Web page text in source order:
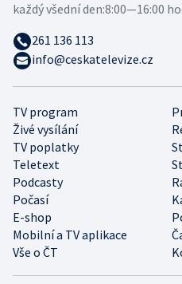
TV program
Živé vysílání
TV poplatky
Teletext
Podcasty
Počasí
E-shop
Mobilní a TV aplikace
Vše o ČT
každý všední den:8:00—16:00
261 136 113
info@ceskatelevize.cz